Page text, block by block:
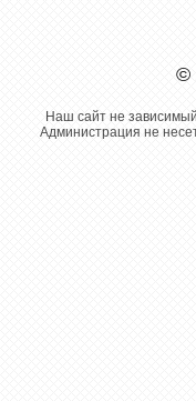
©
Наш сайт не
Администрация не